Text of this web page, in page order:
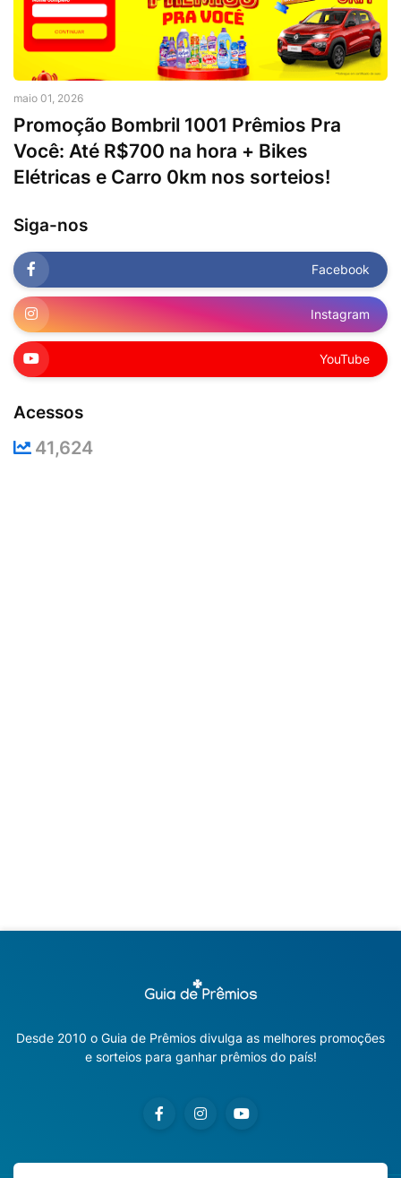
maio 01, 2026
Promoção Bombril 1001 Prêmios Pra
Você: Até R$700 na hora + Bikes
Elétricas e Carro 0km nos sorteios!
Siga-nos
Facebook
Instagram
YouTube
Acessos
41,624
Desde 2010 o Guia de Prêmios divulga as melhores promoções
e sorteios para ganhar prêmios do país!